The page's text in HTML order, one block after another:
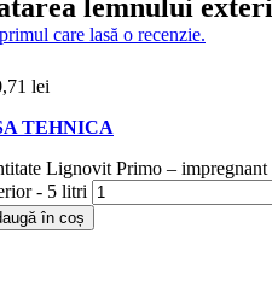
lemnului
care lasă o recenzie.
lei
TEHNICA
Lignovit Primo –
- 5 litri
în coș